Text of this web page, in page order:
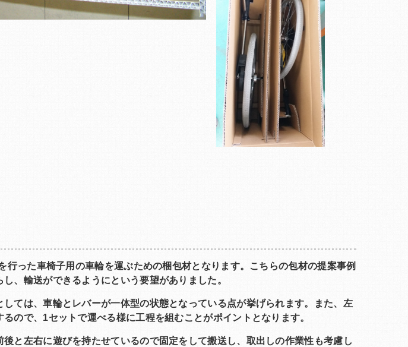
った車椅子用の車輪を運ぶための梱包材となります。こちらの包材の提案事例
、輸送ができるようにという要望がありました。
ては、車輪とレバーが一体型の状態となっている点が挙げられます。また、左
ので、1セットで運べる様に工程を組むことがポイントとなります。
と左右に遊びを持たせているので固定をして搬送し、取出しの作業性も考慮し